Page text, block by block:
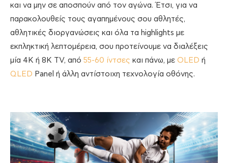
και να μην σε αποσπούν από τον αγώνα. Έτσι, για να
παρακολουθείς τους αγαπημένους σου αθλητές,
αθλητικές διοργανώσεις και όλα τα highlights με
εκπληκτική λεπτομέρεια, σου προτείνουμε να διαλέξεις
μία 4K ή 8Κ TV, από 55-60 ίντσες και πάνω, με ΟLED ή
QLED Panel ή άλλη αντίστοιχη τεχνολογία οθόνης.